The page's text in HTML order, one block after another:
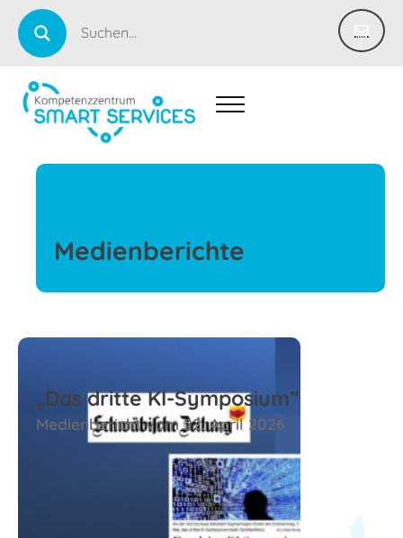
Medienberichte
„Das dritte KI-Symposium”
Medienbericht vom 22. April 2026